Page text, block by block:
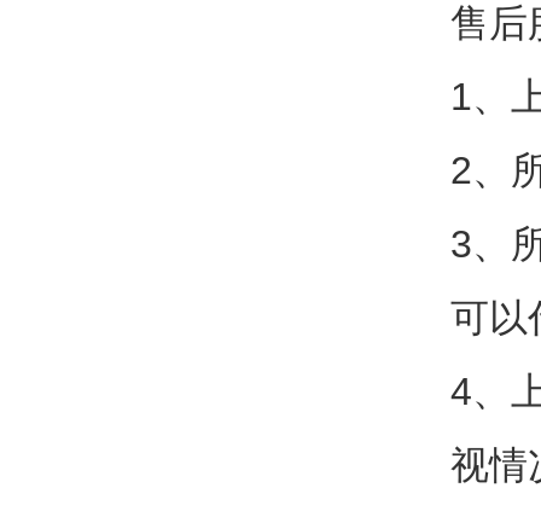
售后
1、
2、
3、
可以
4、
视情